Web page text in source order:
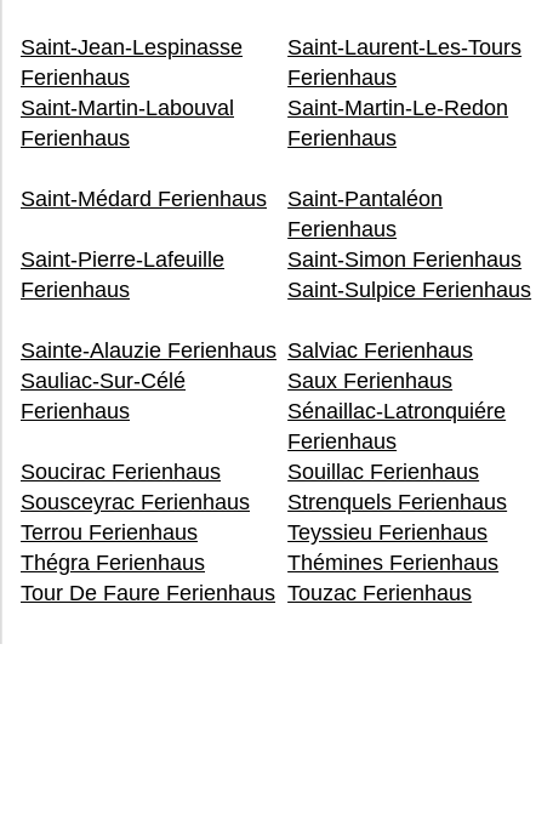
Saint-Jean-Lespinasse
Ferienhaus
Saint-Laurent-Les-Tours
Ferienhaus
Saint-Martin-Labouval
Ferienhaus
Saint-Martin-Le-Redon
Ferienhaus
Saint-Médard Ferienhaus
Saint-Pantaléon
Ferienhaus
Saint-Pierre-Lafeuille
Ferienhaus
Saint-Simon Ferienhaus
Saint-Sulpice Ferienhaus
Sainte-Alauzie Ferienhaus Salviac Ferienhaus
Sauliac-Sur-Célé
Ferienhaus
Saux Ferienhaus
Sénaillac-Latronquiére
Ferienhaus
Soucirac Ferienhaus
Souillac Ferienhaus
Sousceyrac Ferienhaus
Strenquels Ferienhaus
Terrou Ferienhaus
Teyssieu Ferienhaus
Thégra Ferienhaus
Thémines Ferienhaus
Tour De Faure Ferienhaus Touzac Ferienhaus